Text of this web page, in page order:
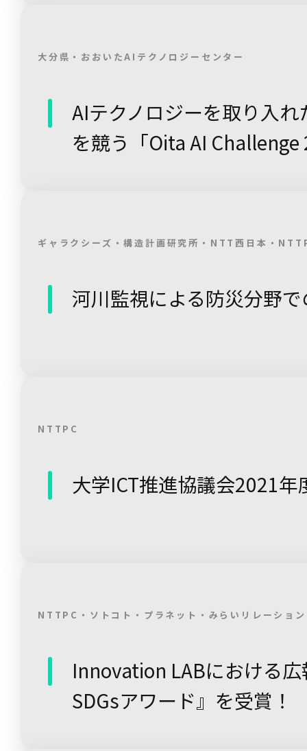
大分県・おおいたAIテクノロジーセンター
AIテクノロジーを取り入
を競う「Oita AI
ギャラクシーズ・構造計画研究所・NTT西日本・
河川監視による防災分野
NTTPC
大学ICT推進協議会2021
NTTPC・ソトコト・プラネット・みらいリレーショ
Innovation LABにおける
SDGsアワード』を受賞！